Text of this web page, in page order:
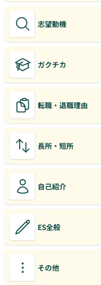
志望動機
ガクチカ
転職・退職理由
長所・短所
自己紹介
ES全般
その他